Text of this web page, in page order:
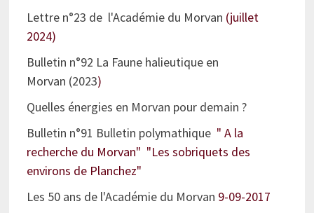
Lettre n°23 de l'Académie du Morvan (juillet
2024)
Bulletin n°92 La Faune halieutique en
Morvan (2023)
Quelles énergies en Morvan pour demain ?
Bulletin n°91 Bulletin polymathique" A la
recherche du Morvan" "Les sobriquets des
environs de Planchez"
Les 50 ans de l'Académie du Morvan 9-09-2017